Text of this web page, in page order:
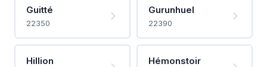
Guitté
22350
Gurunhuel
22390
Hillion Hémonstoir